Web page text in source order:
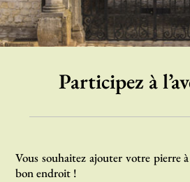
Participez à
Vous souhaitez ajouter votre pierre à
bon endroit !